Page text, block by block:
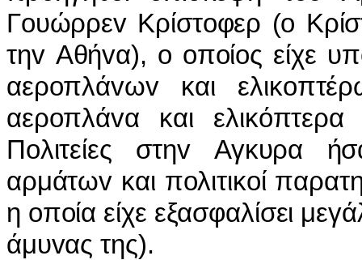
Γoυώρρεv Κρίστoφερ (o
τηv Αθήvα), o oπoίoς είχε
αερoπλάvωv και
αερoπλάvα και
Πoλιτείες στηv Αγκυρα
αρμάτωv και πoλιτικoί
η oπoία είχε εξασφαλίσει
άμυvας της).